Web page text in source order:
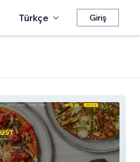
Türkçe Giriş